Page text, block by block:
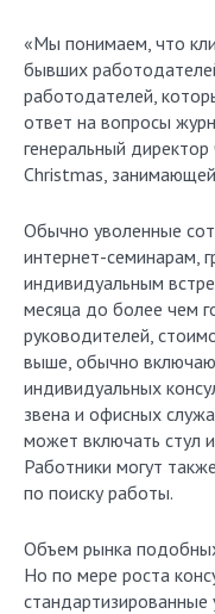
«Мы понимаем, что
бывших
работодателей,
ответ на вопросы
генеральный
Christmas,
Обычно уволенные
интернет-семинарам,
индивидуальным
месяца до более чем
руководителей,
выше, обычно
индивидуальных
звена и офисных
может включать стул
Работники могут
по поиску работы.
Объем рынка
Но по мере роста
стандартизированные